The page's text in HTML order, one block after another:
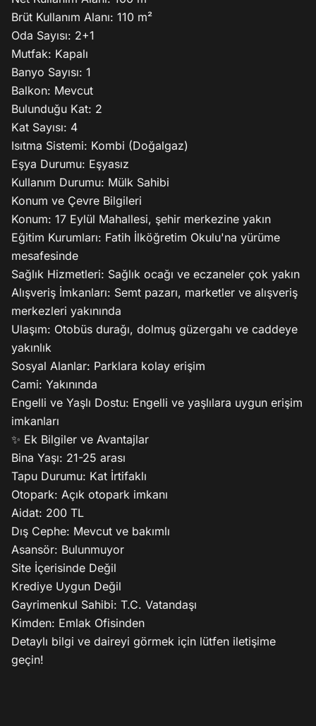
Brüt Kullanım Alanı: 110 m²
Oda Sayısı: 2+1
Mutfak: Kapalı
Banyo Sayısı: 1
Balkon: Mevcut
Bulunduğu Kat: 2
Kat Sayısı: 4
Isıtma Sistemi: Kombi (Doğalgaz)
Eşya Durumu: Eşyasız
Kullanım Durumu: Mülk Sahibi
Konum ve Çevre Bilgileri
Konum: 17 Eylül Mahallesi, şehir merkezine yakın
Eğitim Kurumları: Fatih İlköğretim Okulu'na yürüme
mesafesinde
Sağlık Hizmetleri: Sağlık ocağı ve eczaneler çok yakın
Alışveriş İmkanları: Semt pazarı, marketler ve alışveriş
merkezleri yakınında
Ulaşım: Otobüs durağı, dolmuş güzergahı ve caddeye
yakınlık
Sosyal Alanlar: Parklara kolay erişim
Cami: Yakınında
Engelli ve Yaşlı Dostu: Engelli ve yaşlılara uygun erişim
imkanları
✨ Ek Bilgiler ve Avantajlar
Bina Yaşı: 21-25 arası
Tapu Durumu: Kat İrtifaklı
Otopark: Açık otopark imkanı
Aidat: 200 TL
Dış Cephe: Mevcut ve bakımlı
Asansör: Bulunmuyor
Site İçerisinde Değil
Krediye Uygun Değil
Gayrimenkul Sahibi: T.C. Vatandaşı
Kimden: Emlak Ofisinden
Detaylı bilgi ve daireyi görmek için lütfen iletişime
geçin!